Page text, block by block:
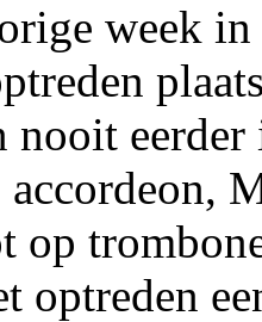
week
eerder
op
optreden